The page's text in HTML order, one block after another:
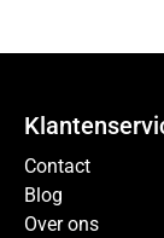
Contact
Blog
Over ons